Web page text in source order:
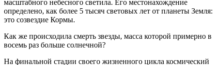
масштабного небесного светила. Его местонахождение
определено, как более 5 тысяч световых лет от планеты Земля:
это созвездие Кормы.
Как же происходила смерть звезды, масса которой примерно в
восемь раз больше солнечной?
На финальной стадии своего жизненного цикла космический